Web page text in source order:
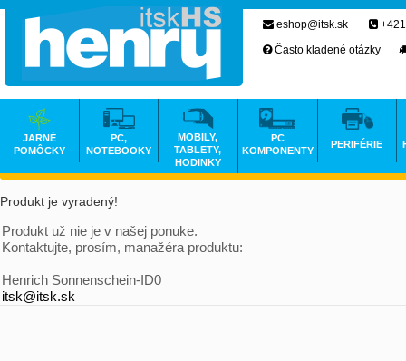
Produkt je vyradený!
Produkt už nie je v našej ponuke.
Kontaktujte, prosím, manažéra produktu:
Henrich Sonnenschein-ID0
itsk@itsk.sk
eshop@itsk.sk
Často kladené otázky
JARNÉ
POMÔCKY
PC,
NOTEBOOKY
MOBILY,
TABLETY,
HODINKY
PC
KOMPONENTY
PERIFÉRIE